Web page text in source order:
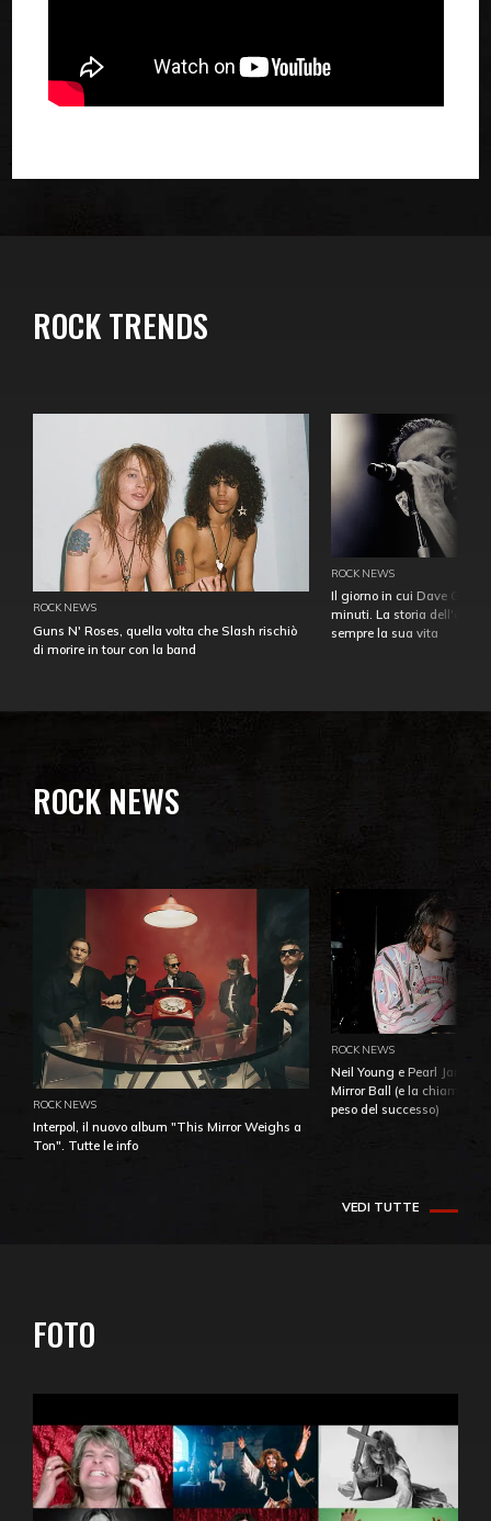
ROCK TRENDS
ROCK NEWS
Guns N' Roses, quella volta che Slash rischiò
di morire in tour con la band
ROCK NEWS
Il giorno in cui Dave
minuti. La storia
sempre la sua vita
ROCK NEWS
ROCK NEWS
Interpol, il nuovo album "This Mirror Weighs a
Ton". Tutte le info
ROCK NEWS
Neil Young e Pearl Jam: la
Mirror Ball (e la chiamata
peso del successo)
VEDI TUTTE
FOTO